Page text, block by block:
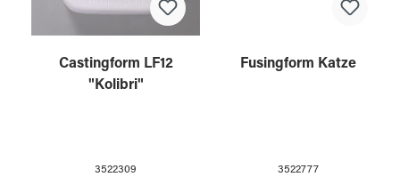
Castingform LF12
"Kolibri"
3522309
Fusingform Katze
3522777